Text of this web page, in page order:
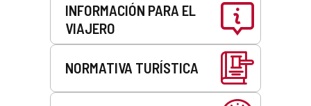
INFORMACIÓN PARA EL
VIAJERO
NORMATIVA TURÍSTICA